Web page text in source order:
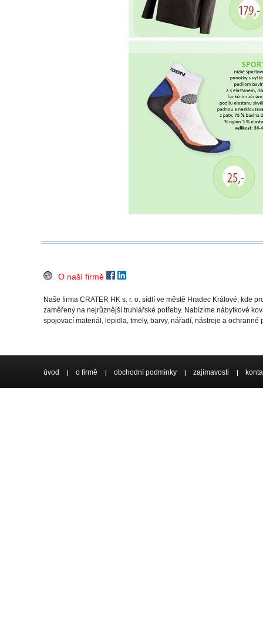
O naší firmě
Naše firma CRATER HK s. r. o. sídlí ve městě Hradec Králové, kde
zaměřený na nejrůznější truhlářské potřeby. Nabízíme nábytkové
spojovací materiál, lepidla, tmely, barvy, nářadí, nástroje a ochranné
úvod o firmě obchodní podmínky zajímavosti